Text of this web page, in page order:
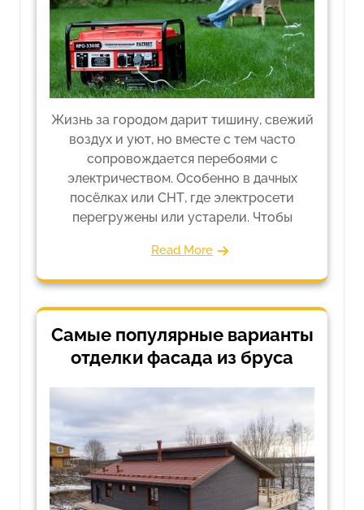
Жизнь за городом дарит тишину, свежий
воздух и уют, но вместе с тем часто
сопровождается перебоями с
электричеством. Особенно в дачных
посёлках или СНТ, где электросети
перегружены или устарели. Чтобы
Read More
Самые популярные варианты
отделки фасада из бруса